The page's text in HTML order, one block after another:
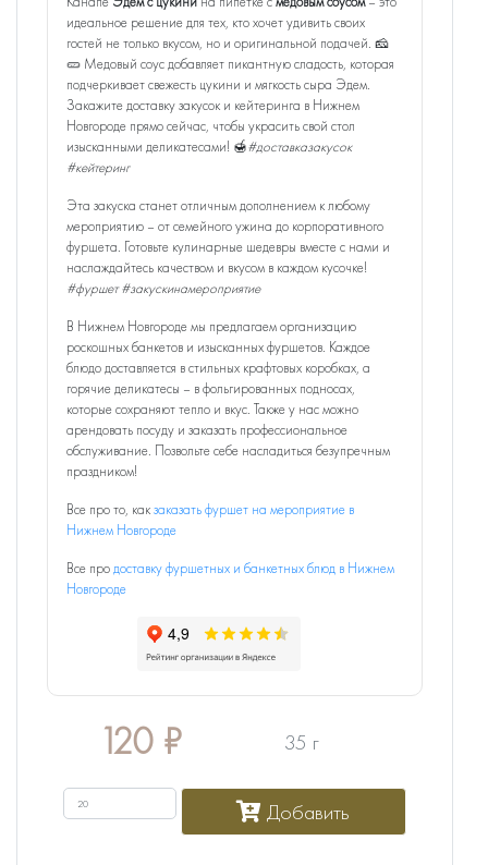
идеальное решение для тех, кто хочет удивить своих
гостей не только вкусом, но и оригинальной подачей. 🧀
🥒 Медовый соус добавляет пикантную сладость, которая
подчеркивает свежесть цукини и мягкость сыра Эдем.
Закажите доставку закусок и кейтеринга в Нижнем
Новгороде прямо сейчас, чтобы украсить свой стол
изысканными деликатесами! 🍯#доставказакусок
#кейтеринг
Эта закуска станет отличным дополнением к любому
мероприятию – от семейного ужина до корпоративного
фуршета. Готовьте кулинарные шедевры вместе с нами и
наслаждайтесь качеством и вкусом в каждом кусочке!
#фуршет #закускинамероприятие
В Нижнем Новгороде мы предлагаем организацию
роскошных банкетов и изысканных фуршетов. Каждое
блюдо доставляется в стильных крафтовых коробках, а
горячие деликатесы – в фольгированных подносах,
которые сохраняют тепло и вкус. Также у нас можно
арендовать посуду и заказать профессиональное
обслуживание. Позвольте себе насладиться безупречным
праздником!
Все про то, какзаказать фуршет на мероприятие в
Нижнем Новгороде
Все продоставку фуршетных и банкетных блюд в Нижнем
Новгороде
120 ₽ 35 г
Добавить